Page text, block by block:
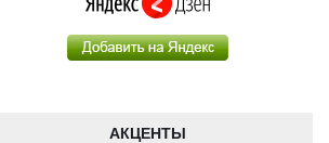
АКЦЕНТЫ